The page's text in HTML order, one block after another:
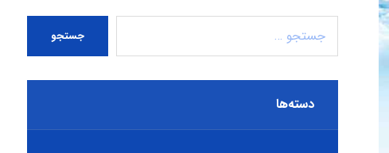
جستجو
دسته‌ها